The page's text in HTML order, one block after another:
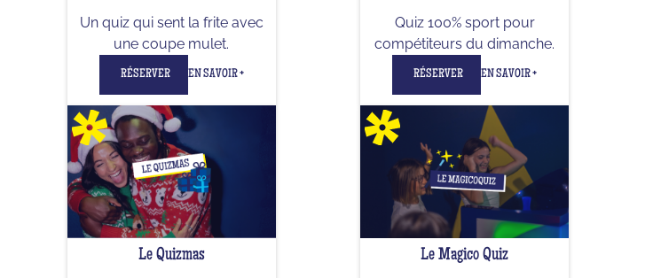
Un quiz qui sent la frite avec
une coupe mulet.
RÉSERVER EN SAVOIR +
Quiz 100% sport pour
compétiteurs du dimanche.
RÉSERVER EN SAVOIR +
Le Quizmas Le Magico Quiz